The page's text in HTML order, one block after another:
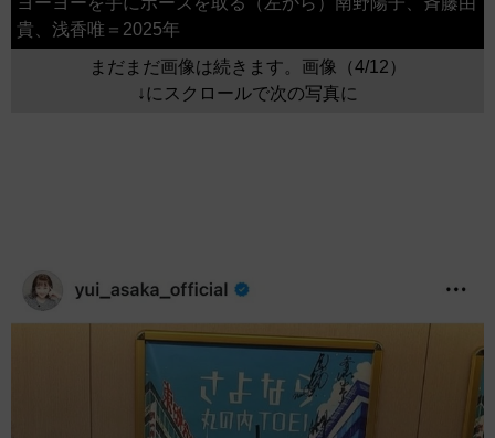
貴、浅香唯＝2025年
まだまだ画像は続きます。画像（4/12）
↓にスクロールで次の写真に